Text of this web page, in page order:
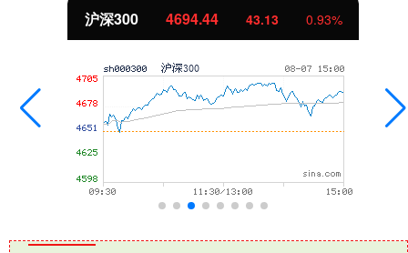
沪深300 4694.44 43.13 0.93%